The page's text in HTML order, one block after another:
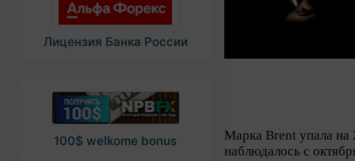
Лицензия Банка России
100$ welkome bonus
Марка Brent упала на
наблюдалось с